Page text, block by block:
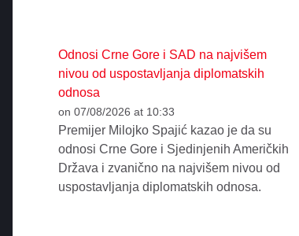
Odnosi Crne Gore i SAD na najvišem
nivou od uspostavljanja diplomatskih
odnosa
on 07/08/2026 at 10:33
Premijer Milojko Spajić kazao je da su
odnosi Crne Gore i Sjedinjenih Američkih
Država i zvanično na najvišem nivou od
uspostavljanja diplomatskih odnosa.